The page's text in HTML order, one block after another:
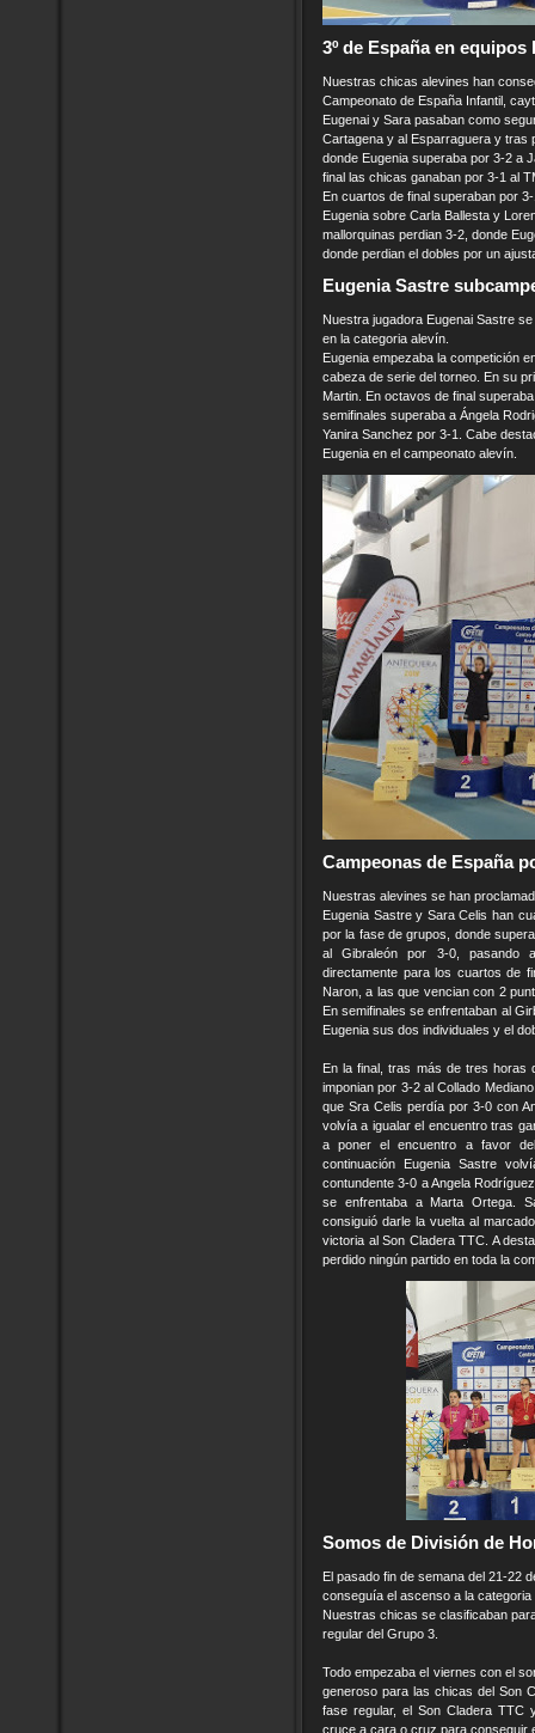
3º de España en equipos
Nuestras chicas alevines han
Campeonato de España Infantil,
Eugenai y Sara pasaban como
Cartagena y al Esparraguera y tras
donde Eugenia superaba por 3-2 a
final las chicas ganaban por 3-1 al
En cuartos de final superaban por
Eugenia sobre Carla Ballesta y
mallorquinas perdian 3-2, donde
donde perdian el dobles por un
Eugenia Sastre
Nuestra jugadora Eugenai Sastre
en la categoria alevín.
Eugenia empezaba la competición
cabeza de serie del torneo. En su
Martin. En octavos de final
semifinales superaba a Ángela
Yanira Sanchez por 3-1. Cabe
Eugenia en el campeonato alevín.
Campeonas de España
Nuestras alevines se han
Eugenia Sastre y Sara Celis han
por la fase de grupos, donde
al Gibraleón por 3-0, pasando
directamente para los cuartos de
Naron, a las que vencian con 2
En semifinales se enfrentaban al
Eugenia sus dos individuales y el
En la final, tras más de tres horas
imponian por 3-2 al Collado
que Sra Celis perdía por 3-0 con
volvía a igualar el encuentro tras
a poner el encuentro a favor
continuación Eugenia Sastre
contundente 3-0 a Angela
se enfrentaba a Marta Ortega.
consiguió darle la vuelta al
victoria al Son Cladera TTC. A
perdido ningún partido en toda la
Somos de División de
El pasado fin de semana del 21-22
conseguía el ascenso a la
Nuestras chicas se clasificaban
regular del Grupo 3.
Todo empezaba el viernes con el
generoso para las chicas del Son
fase regular, el Son Cladera TTC
cruce a cara o cruz para conseguir